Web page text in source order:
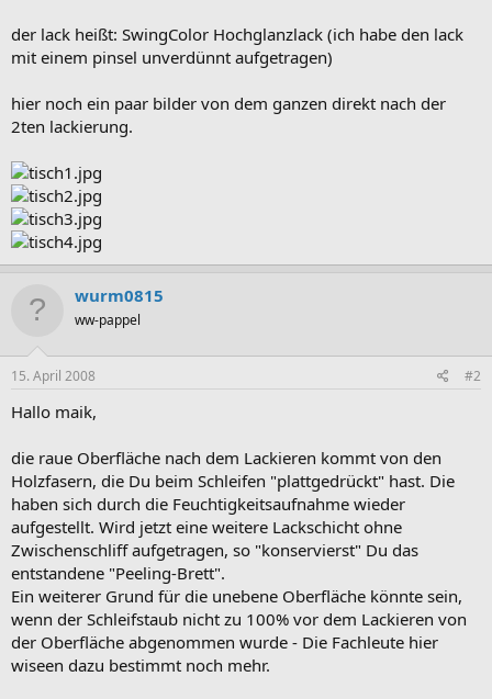
der lack heißt: SwingColor Hochglanzlack (ich habe den lack
mit einem pinsel unverdünnt aufgetragen)
hier noch ein paar bilder von dem ganzen direkt nach der
2ten lackierung.
wurm0815
ww-pappel
15. April 2008 #2
Hallo maik,
die raue Oberfläche nach dem Lackieren kommt von den
Holzfasern, die Du beim Schleifen "plattgedrückt" hast. Die
haben sich durch die Feuchtigkeitsaufnahme wieder
aufgestellt. Wird jetzt eine weitere Lackschicht ohne
Zwischenschliff aufgetragen, so "konservierst" Du das
entstandene "Peeling-Brett".
Ein weiterer Grund für die unebene Oberfläche könnte sein,
wenn der Schleifstaub nicht zu 100% vor dem Lackieren von
der Oberfläche abgenommen wurde - Die Fachleute hier
wiseen dazu bestimmt noch mehr.